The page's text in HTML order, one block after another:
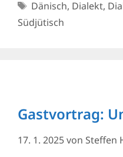
Schlagwörter
Dänisch, Dialekt,
Südjütisch
Gastvortrag:
17. 1. 2025von Steffen